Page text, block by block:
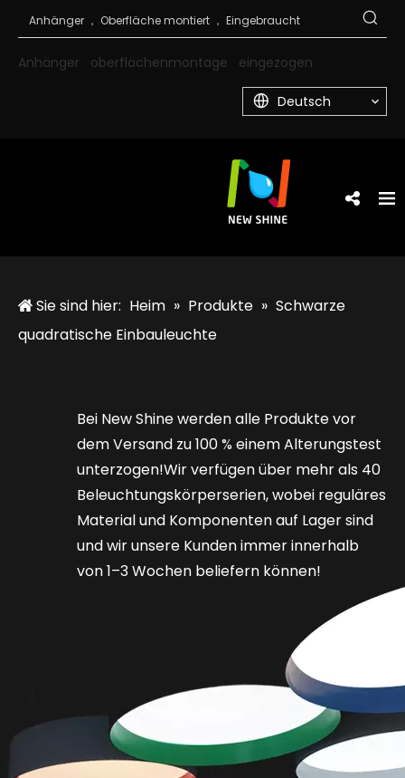
Anhänger oberflächenmontage eingezogen
Deutsch
Sie sind hier: Heim » Produkte » Schwarze
quadratische Einbauleuchte
Bei New Shine werden alle Produkte vor
dem Versand zu 100 % einem Alterungstest
unterzogen!Wir verfügen über mehr als 40
Beleuchtungskörperserien, wobei reguläres
Material und Komponenten auf Lager sind
und wir unsere Kunden immer innerhalb
von 1–3 Wochen beliefern können!